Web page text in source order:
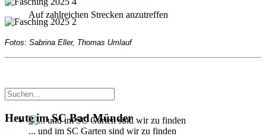
Auf zahlreichen Strecken anzutreffen
... und im SC Garten sind wir zu finden
Fotos: Sabrina Eller, Thomas Umlauf
Heute im SC Bad Münder